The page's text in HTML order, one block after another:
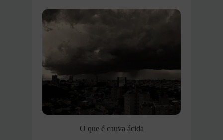
O que é chuva ácida